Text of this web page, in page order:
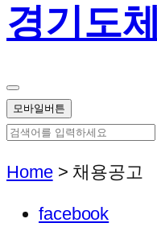
경기도
모바일버튼
Home>채용공고
facebook